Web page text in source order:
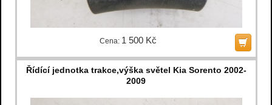
Cena: 1 500 Kč
Řídící jednotka trakce,výška světel Kia Sorento 2002-
2009